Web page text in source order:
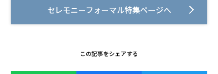
セレモニーフォーマル特集ページへ
この記事をシェアする